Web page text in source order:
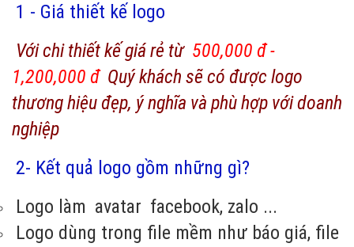
1 - Giá thiết kế logo
Với chi thiết kế giá rẻ từ 500,000 đ -
1,200,000 đ Quý khách sẽ có được logo
thương hiệu đẹp, ý nghĩa và phù hợp với doanh
nghiệp
2- Kết quả logo gồm những gì?
Logo làm avatar facebook, zalo ...
Logo dùng trong file mềm như báo giá, file